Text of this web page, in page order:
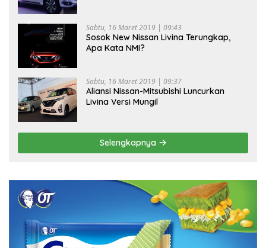
Sabtu, 16 Maret 2019 | 09:43
Sosok New Nissan Livina Terungkap,
Apa Kata NMI?
Sabtu, 16 Maret 2019 | 09:37
Aliansi Nissan-Mitsubishi Luncurkan
Livina Versi Mungil
Selengkapnya